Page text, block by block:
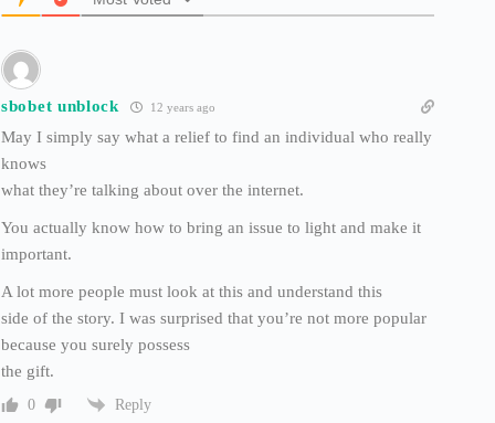
sbobet unblock 12 years ago
May I simply say what a relief to find an individual who really
knows
what they’re talking about over the internet.
You actually know how to bring an issue to light and make it
important.
A lot more people must look at this and understand this
side of the story. I was surprised that you’re not more popular
because you surely possess
the gift.
0 Reply